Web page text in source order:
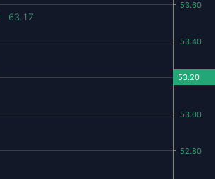
63.17